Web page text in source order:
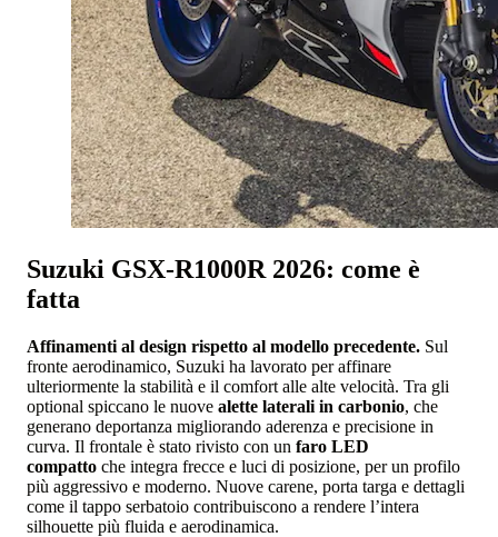
Suzuki GSX-R1000R 2026: come è
fatta
Affinamenti al design rispetto al modello precedente. Sul
fronte aerodinamico, Suzuki ha lavorato per affinare
ulteriormente la stabilità e il comfort alle alte velocità. Tra gli
optional spiccano le nuove alette laterali in carbonio, che
generano deportanza migliorando aderenza e precisione in
curva. Il frontale è stato rivisto con un faro LED
compatto che integra frecce e luci di posizione, per un profilo
più aggressivo e moderno. Nuove carene, porta targa e dettagli
come il tappo serbatoio contribuiscono a rendere l’intera
silhouette più fluida e aerodinamica.